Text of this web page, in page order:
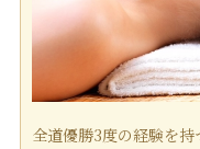
全道優勝3度の経験を